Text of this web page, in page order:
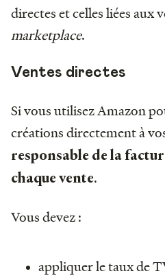
directes et celles liées aux
marketplace.
Ventes directes
Si vous utilisez Amazon
créations directement à
responsable de la
chaque vente.
Vous devez :
appliquer le taux de